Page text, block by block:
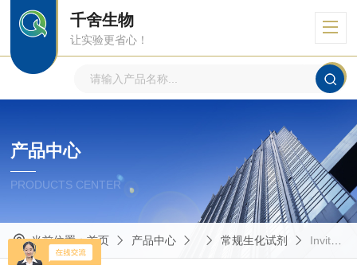
千舍生物
让实验更省心！
产品中心
PRODUCTS CENTER
当前位置：首页 产品中心 常规生化试剂 Invitrogen 胶原酶IV型(货号:17104-019)试剂